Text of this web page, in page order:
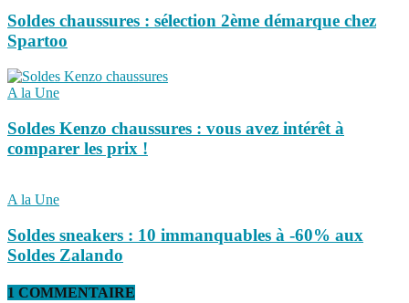
Soldes chaussures : sélection 2ème démarque chez
Spartoo
A la Une
Soldes Kenzo chaussures : vous avez intérêt à
comparer les prix !
A la Une
Soldes sneakers : 10 immanquables à -60% aux
Soldes Zalando
1 COMMENTAIRE